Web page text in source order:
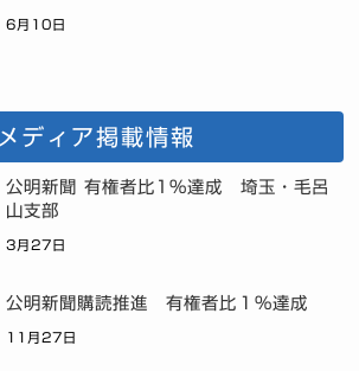
6月10日
メディア掲載情報
公明新聞 有権者比1%達成 埼玉・毛呂
山支部
3月27日
公明新聞購読推進 有権者比１％達成
11月27日